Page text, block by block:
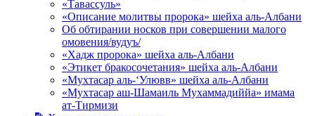
«Тавассуль»
«Описание молитвы пророка» шейха аль-Албани
Об обтирании носков при совершении малого
омовения/вудуъ/
«Хадж пророка» шейха аль-Албани
«Этикет бракосочетания» шейха аль-Албани
«Мухтасар аль-‘Улювв» шейха аль-Албани
«Мухтасар аш-Шамаиль Мухаммадиййа» имама
ат-Тирмизи